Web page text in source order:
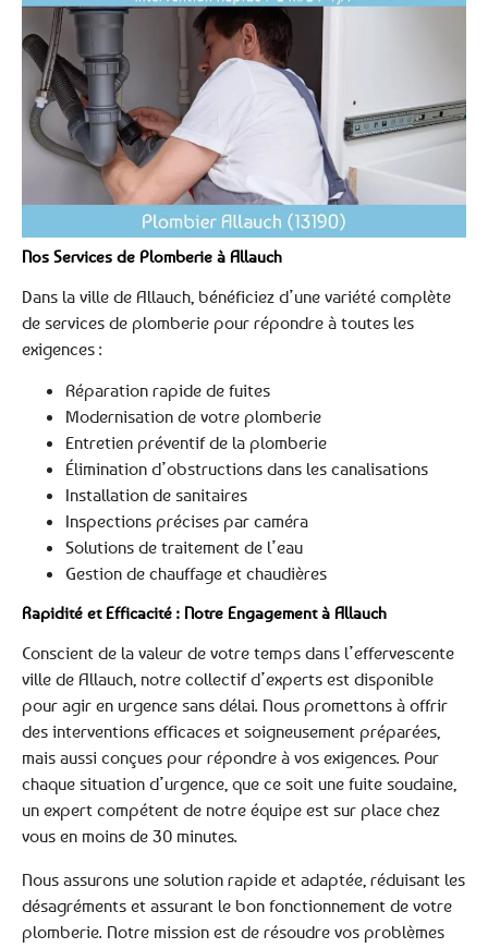
Nos Services de Plomberie à Allauch
Dans la ville de Allauch, bénéficiez d’une variété complète
de services de plomberie pour répondre à toutes les
exigences :
Réparation rapide de fuites
Modernisation de votre plomberie
Entretien préventif de la plomberie
Élimination d’obstructions dans les canalisations
Installation de sanitaires
Inspections précises par caméra
Solutions de traitement de l’eau
Gestion de chauffage et chaudières
Rapidité et Efficacité : Notre Engagement à Allauch
Conscient de la valeur de votre temps dans l’effervescente
ville de Allauch, notre collectif d’experts est disponible
pour agir en urgence sans délai. Nous promettons à offrir
des interventions efficaces et soigneusement préparées,
mais aussi conçues pour répondre à vos exigences. Pour
chaque situation d’urgence, que ce soit une fuite soudaine,
un expert compétent de notre équipe est sur place chez
vous en moins de 30 minutes.
Nous assurons une solution rapide et adaptée, réduisant les
désagréments et assurant le bon fonctionnement de votre
plomberie. Notre mission est de résoudre vos problèmes